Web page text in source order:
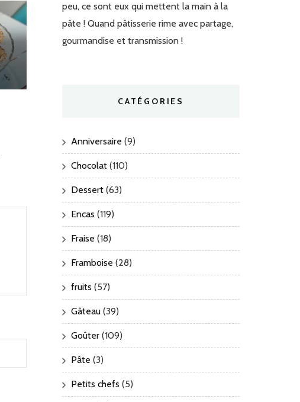
peu, ce sont eux qui mettent la main à la
pâte ! Quand pâtisserie rime avec partage,
gourmandise et transmission !
CATÉGORIES
Anniversaire (9)
Chocolat (110)
Dessert (63)
Encas (119)
Fraise (18)
Framboise (28)
fruits (57)
Gâteau (39)
Goûter (109)
Pâte (3)
Petits chefs (5)